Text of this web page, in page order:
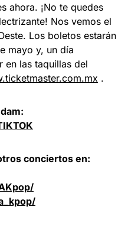
ahora. ¡No te quedes
Nos vemos el
Los boletos estarán
mayo y, un día
en las taquillas del
.
conciertos en: